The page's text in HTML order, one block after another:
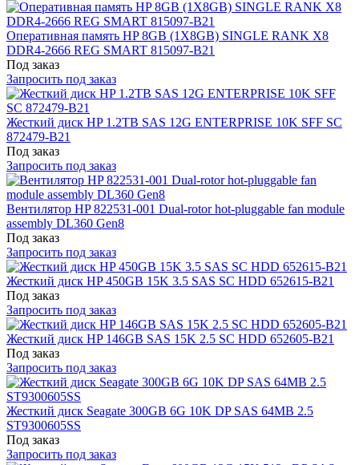
Оперативная память HP 8GB (1X8GB) SINGLE RANK X8
DDR4-2666 REG SMART 815097-B21
Под заказ
Запросить под заказ
Жесткий диск HP 1.2TB SAS 12G ENTERPRISE 10K SFF SC
872479-B21
Под заказ
Запросить под заказ
Вентилятор HP 822531-001 Dual-rotor hot-pluggable fan module
assembly DL360 Gen8
Под заказ
Запросить под заказ
Жесткий диск HP 450GB 15K 3.5 SAS SC HDD 652615-B21
Под заказ
Запросить под заказ
Жесткий диск HP 146GB SAS 15K 2.5 SC HDD 652605-B21
Под заказ
Запросить под заказ
Жесткий диск Seagate 300GB 6G 10K DP SAS 64MB 2.5
ST9300605SS
Под заказ
Запросить под заказ